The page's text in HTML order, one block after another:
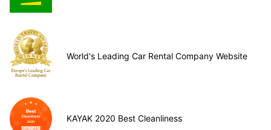
World's Leading Car Rental Company Website
KAYAK 2020 Best Cleanliness